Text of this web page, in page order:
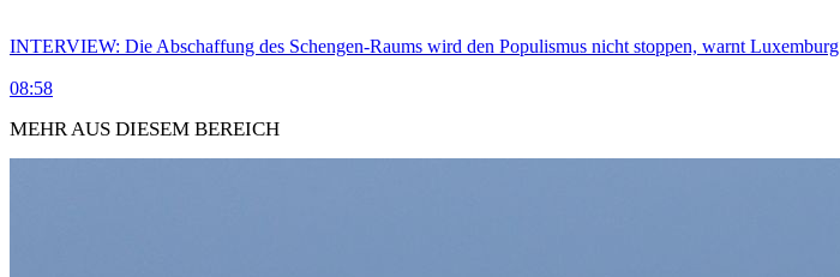
INTERVIEW: Die Abschaffung des Schengen-Raums wird den Populismus nicht stoppen, warnt Luxemburg
08:58
MEHR AUS DIESEM BEREICH